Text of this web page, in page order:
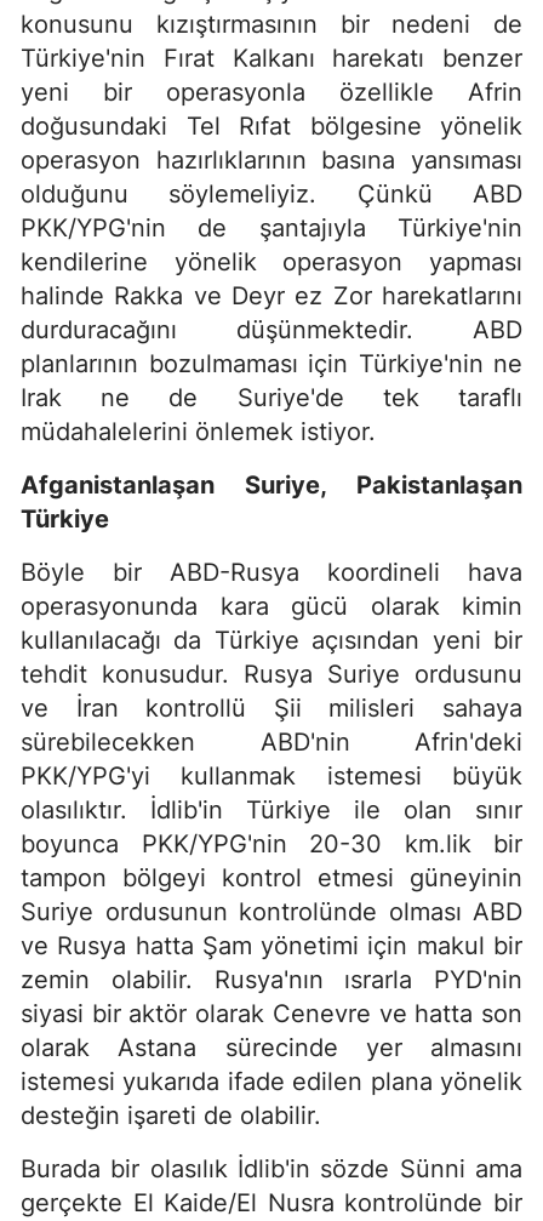
konusunu kızıştırmasının bir nedeni de
Türkiye'nin Fırat Kalkanı harekatı benzer
yeni bir operasyonla özellikle Afrin
doğusundaki Tel Rıfat bölgesine yönelik
operasyon hazırlıklarının basına yansıması
olduğunu söylemeliyiz. Çünkü ABD
PKK/YPG'nin de şantajıyla Türkiye'nin
kendilerine yönelik operasyon yapması
halinde Rakka ve Deyr ez Zor harekatlarını
durduracağını düşünmektedir. ABD
planlarının bozulmaması için Türkiye'nin ne
Irak ne de Suriye'de tek taraflı
müdahalelerini önlemek istiyor.
Afganistanlaşan Suriye, Pakistanlaşan
Türkiye
Böyle bir ABD-Rusya koordineli hava
operasyonunda kara gücü olarak kimin
kullanılacağı da Türkiye açısından yeni bir
tehdit konusudur. Rusya Suriye ordusunu
ve İran kontrollü Şii milisleri sahaya
sürebilecekken ABD'nin Afrin'deki
PKK/YPG'yi kullanmak istemesi büyük
olasılıktır. İdlib'in Türkiye ile olan sınır
boyunca PKK/YPG'nin 20-30 km.lik bir
tampon bölgeyi kontrol etmesi güneyinin
Suriye ordusunun kontrolünde olması ABD
ve Rusya hatta Şam yönetimi için makul bir
zemin olabilir. Rusya'nın ısrarla PYD'nin
siyasi bir aktör olarak Cenevre ve hatta son
olarak Astana sürecinde yer almasını
istemesi yukarıda ifade edilen plana yönelik
desteğin işareti de olabilir.
Burada bir olasılık İdlib'in sözde Sünni ama
gerçekte El Kaide/El Nusra kontrolünde bir